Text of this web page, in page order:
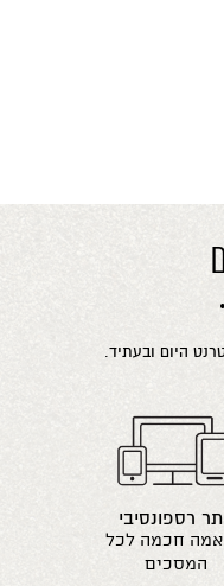
היום ובעתיד.
רספונסיבי
חכמה לכל
המסכים